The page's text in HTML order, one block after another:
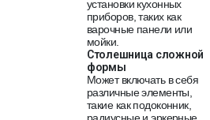
установки кухонных
приборов, таких как
варочные панели или
мойки.
Столешница сложной
формы
Может включать в себя
различные элементы,
такие как подоконник,